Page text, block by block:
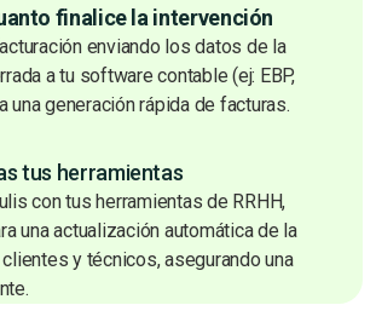
finalice la intervención
enviando los datos de la
a tu software contable (ej: EBP,
una generación rápida de facturas.
tus herramientas
con tus herramientas de RRHH,
una actualización automática de la
y técnicos, asegurando una